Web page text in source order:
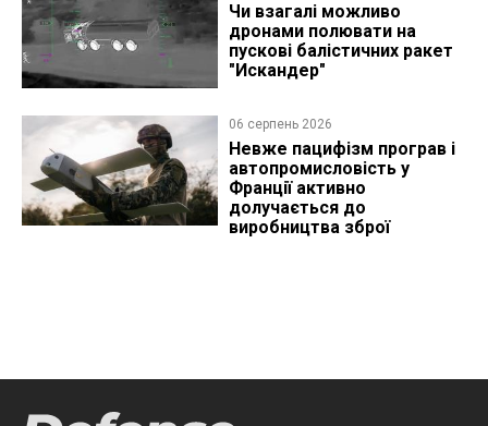
Чи взагалі можливо
дронами полювати на
пускові балістичних ракет
"Искандер"
06 серпень 2026
Невже пацифізм програв і
автопромисловість у
Франції активно
долучається до
виробництва зброї